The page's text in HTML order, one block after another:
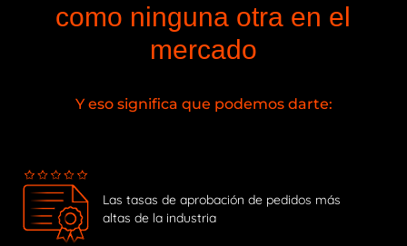
como ninguna otra en el
mercado
Y eso significa que podemos darte:
Las tasas de aprobación de pedidos más
altas de la industria